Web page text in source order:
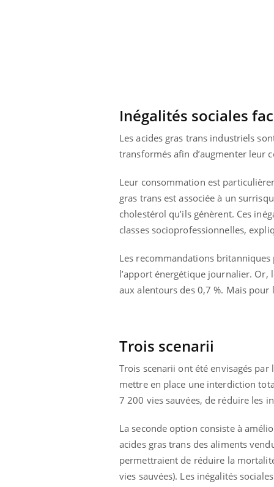
Inégalités sociales
Les acides gras trans industriels
transformés afin d’augmenter leur
Leur consommation est
gras trans est associée à un
cholestérol qu’ils génèrent. Ces
classes socioprofessionnelles,
Les recommandations
l’apport énergétique journalier. Or,
aux alentours des 0,7 %. Mais pour
Trois scenarii
Trois scenarii ont été envisagés
mettre en place une interdiction
7 200 vies sauvées, de réduire les
La seconde option consiste à
acides gras trans des aliments
permettraient de réduire la
vies sauvées). Les inégalités
t-il dans le sud de la
France ?
Les médicaments GLP-1
protègent-ils aussi les os
Cytomégalovirus : ce qui
change dans la prise en
charge des femmes
enceintes